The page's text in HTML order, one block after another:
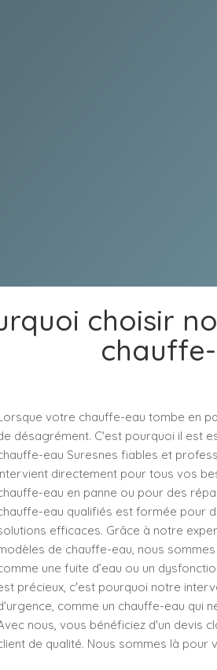
choisir
votre chauffe-eau tombe en
désagrément. C'est pourquoi il est
eau Suresnes fiables et
directement pour tous vos
eau en panne ou pour des
eau qualifiés est formée pour
efficaces. Grâce à notre
de chauffe-eau, nous
une fuite d’eau ou un
précieux, c'est pourquoi notre
comme un chauffe-eau qui
nous, vous bénéficiez d'un devis
de qualité. Nous sommes là